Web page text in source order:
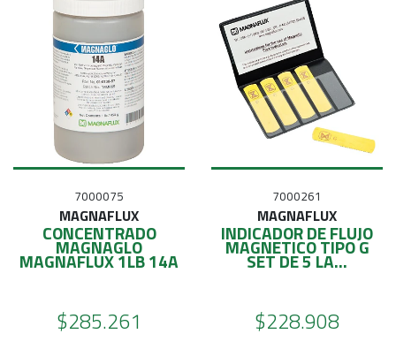
7000075
MAGNAFLUX
CONCENTRADO
MAGNAGLO
MAGNAFLUX 1LB 14A
$285.261
7000261
MAGNAFLUX
INDICADOR DE FLUJO
MAGNETICO TIPO G
SET DE 5 LA...
$228.908